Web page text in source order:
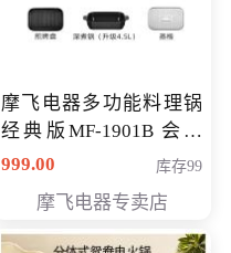
摩飞电器多功能料理锅
经典版MF-1901B 会员
专享价399元
999.00 库存99
摩飞电器专卖店